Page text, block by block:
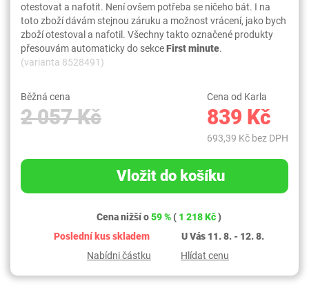
otestovat a nafotit. Není ovšem potřeba se ničeho bát. I na
toto zboží dávám stejnou záruku a možnost vrácení, jako bych
zboží otestoval a nafotil. Všechny takto označené produkty
přesouvám automaticky do sekceFirst minute.
(varianta 8528491)
Běžná cena
2 057 Kč
Cena od Karla
839 Kč
693,39 Kč bez DPH
Vložit do košíku
Cena nižší o59 % ( 1 218 Kč)
Poslední kus skladem
U Vás 11. 8. - 12. 8.
Nabídni částku
Hlídat cenu